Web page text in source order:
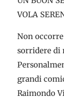
VOLA
Non
sorridere di
grandi
Raimondo